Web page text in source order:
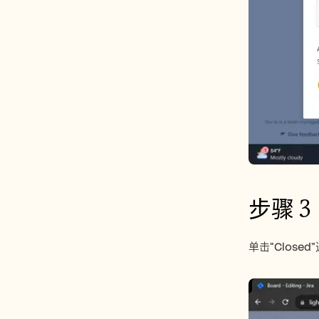
步骤 3
单击“Closed”